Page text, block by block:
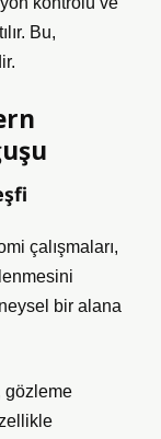
Bu,
çalışmaları,
bir alana
gözleme